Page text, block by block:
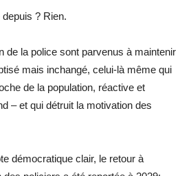
? Rien.
de la police sont parvenus à maintenir
mais inchangé, celui-là même qui
de la population, réactive et
– et qui détruit la motivation des
démocratique clair, le retour à